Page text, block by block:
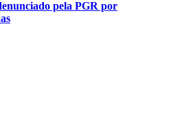
pela PGR por